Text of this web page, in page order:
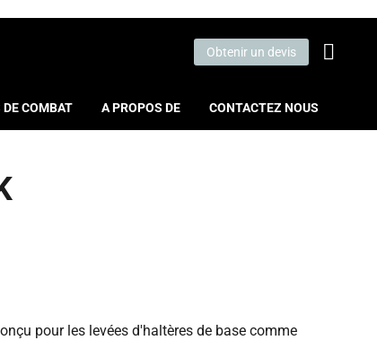
Obtenir un devis
COMBAT A PROPOS DE CONTACTEZ NOUS
pour les levées d'haltères de base comme